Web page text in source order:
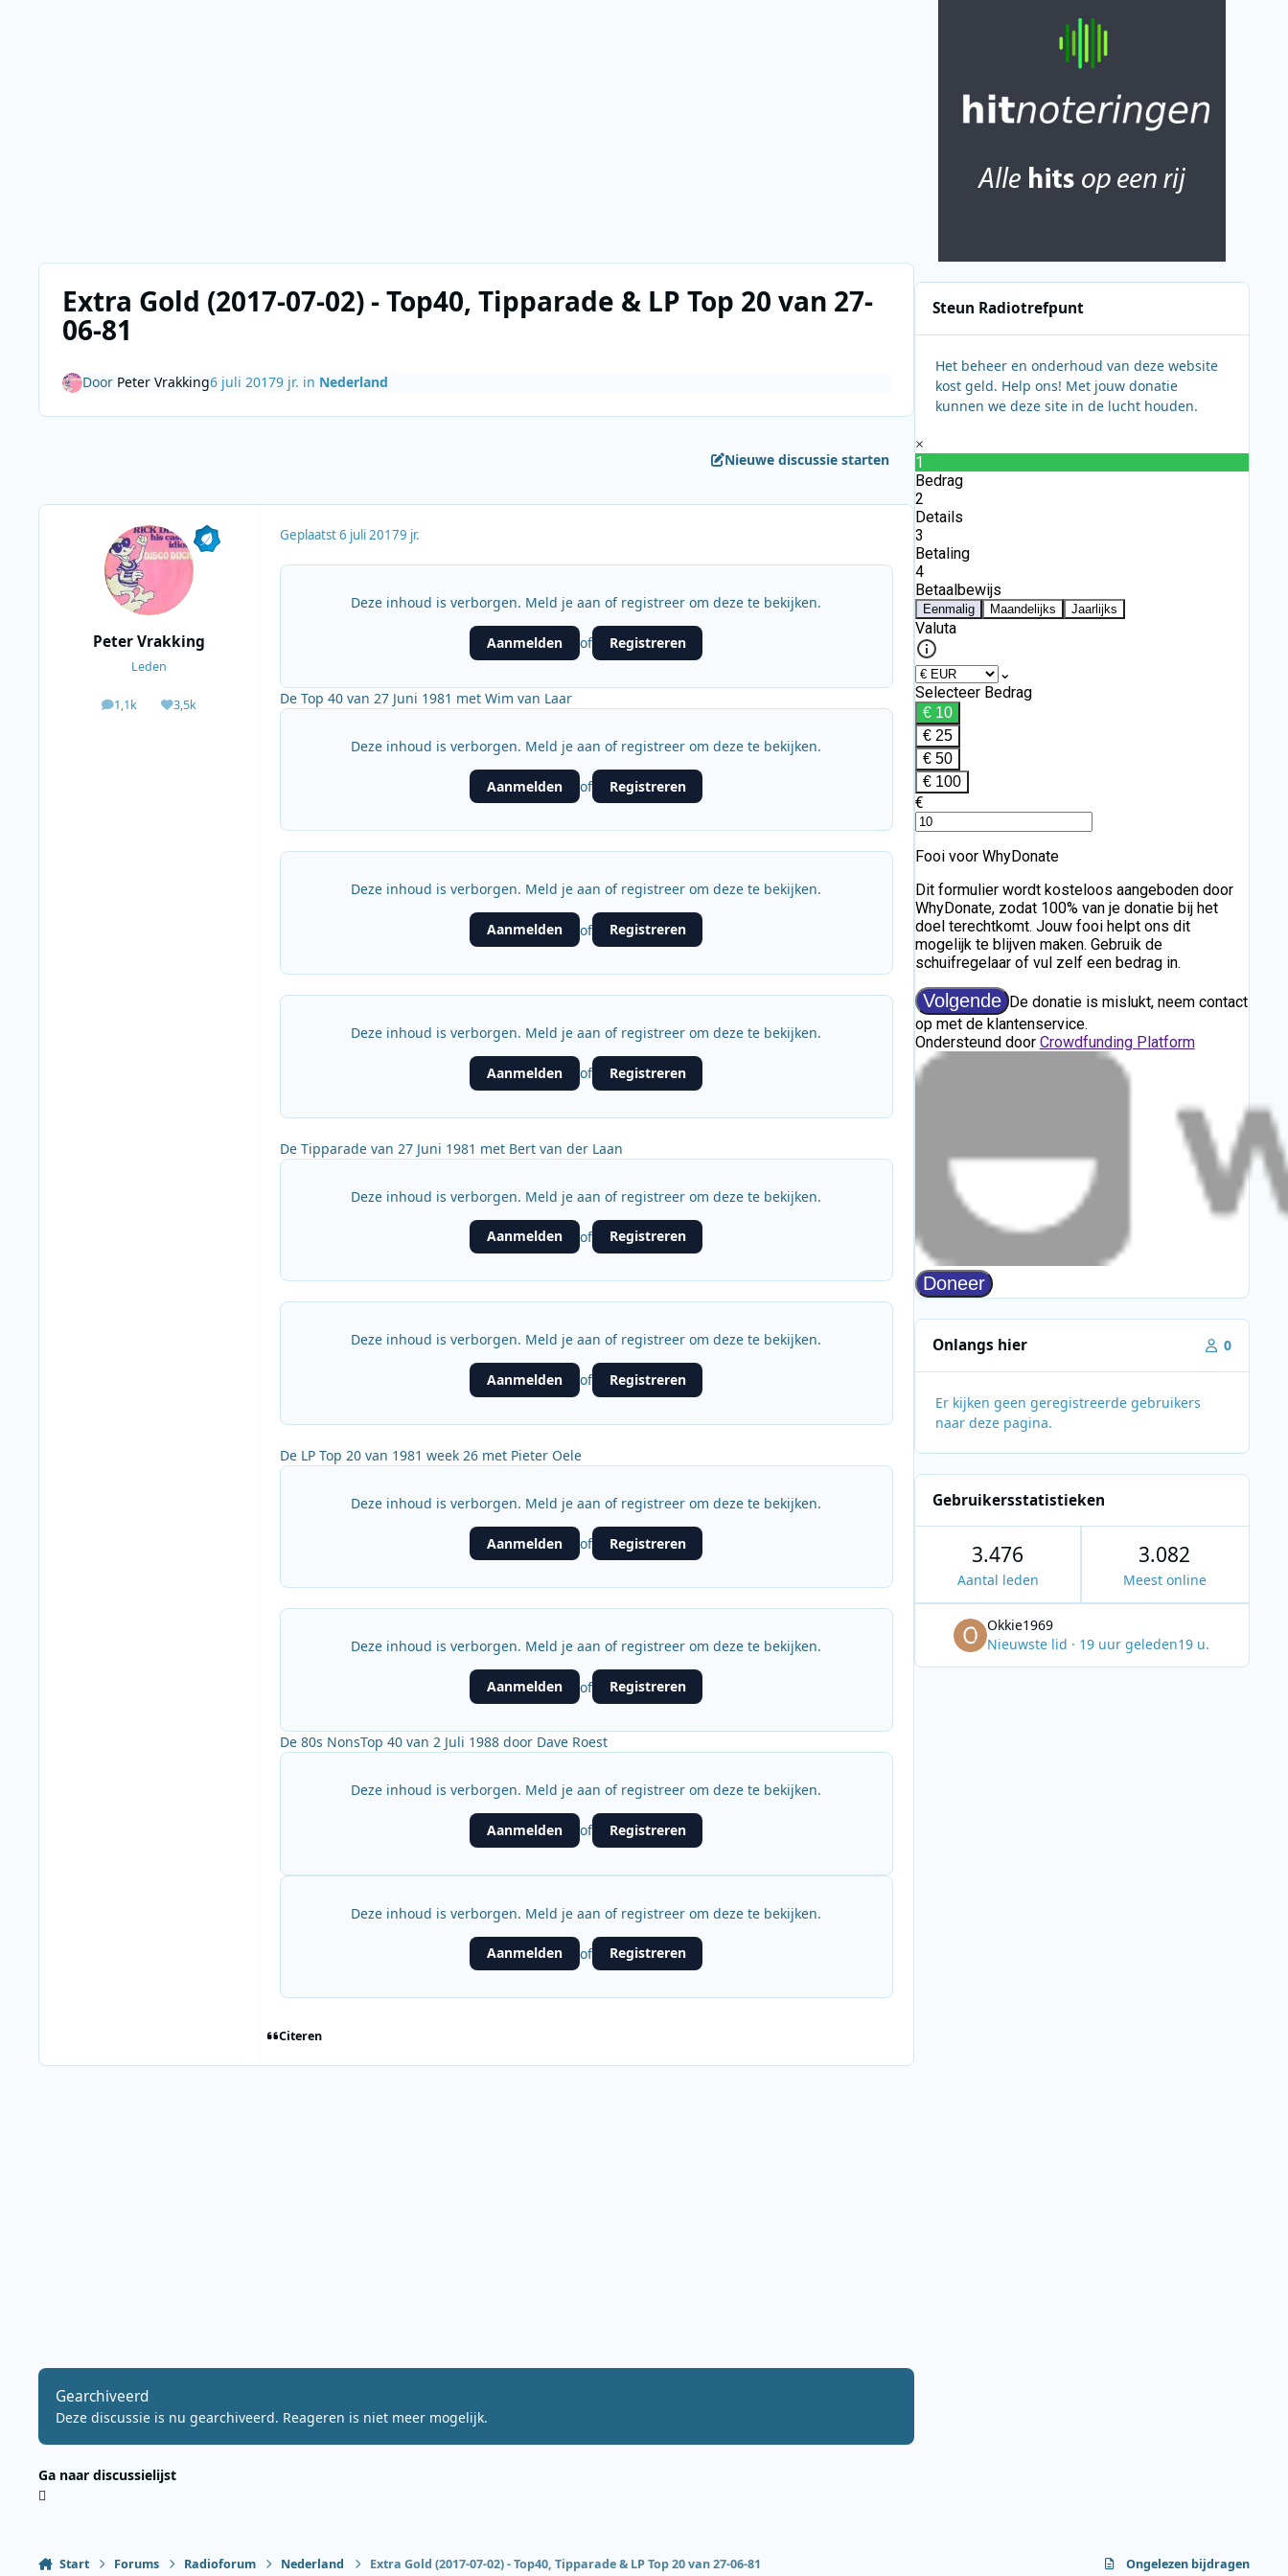
Extra Gold (2017-07-02) - Top40, Tipparade & LP Top 20 van 27-
06-81
Door Peter Vrakking6 juli 20179 jr. in Nederland
Nieuwe discussie starten
Peter Vrakking
Leden
1,1k
berichten3,5k
Waardering
Geplaatst6 juli 20179 jr.
Deze inhoud is verborgen. Meld je aan of registreer om deze te bekijken.
Aanmelden of Registreren
De Top 40 van 27 Juni 1981 met Wim van Laar
Deze inhoud is verborgen. Meld je aan of registreer om deze te bekijken.
Aanmelden of Registreren
Deze inhoud is verborgen. Meld je aan of registreer om deze te bekijken.
Aanmelden of Registreren
Deze inhoud is verborgen. Meld je aan of registreer om deze te bekijken.
Aanmelden of Registreren
De Tipparade van 27 Juni 1981 met Bert van der Laan
Deze inhoud is verborgen. Meld je aan of registreer om deze te bekijken.
Aanmelden of Registreren
Deze inhoud is verborgen. Meld je aan of registreer om deze te bekijken.
Aanmelden of Registreren
De LP Top 20 van 1981 week 26 met Pieter Oele
Deze inhoud is verborgen. Meld je aan of registreer om deze te bekijken.
Aanmelden of Registreren
Deze inhoud is verborgen. Meld je aan of registreer om deze te bekijken.
Aanmelden of Registreren
De 80s NonsTop 40 van 2 Juli 1988 door Dave Roest
Deze inhoud is verborgen. Meld je aan of registreer om deze te bekijken.
Aanmelden of Registreren
Deze inhoud is verborgen. Meld je aan of registreer om deze te bekijken.
Aanmelden of Registreren
Citeren
Gearchiveerd
Deze discussie is nu gearchiveerd. Reageren is niet meer mogelijk.
Ga naar discussielijst
Steun Radiotrefpunt
Het beheer en onderhoud van deze website
kost geld. Help ons! Met jouw donatie
kunnen we deze site in de lucht houden.
Onlangs hier 0
Er kijken geen geregistreerde gebruikers
naar deze pagina.
Gebruikersstatistieken
3.476
Aantal leden
3.082
Meest online
Okkie1969
Nieuwste lid · 19 uur geleden19 u.
Start Forums Radioforum Nederland Extra Gold (2017-07-02) - Top40, Tipparade & LP Top 20 van 27-06-81 Ongelezen bijdragen